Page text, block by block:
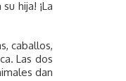
hija! ¡La
caballos,
Las dos
dan